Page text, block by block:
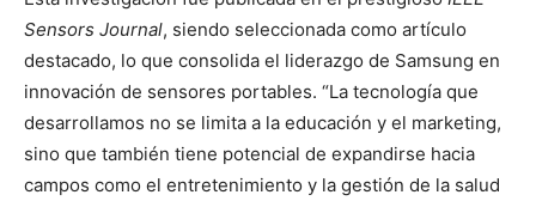
Sensors Journal, siendo seleccionada como artículo
destacado, lo que consolida el liderazgo de Samsung en
innovación de sensores portables. “La tecnología que
desarrollamos no se limita a la educación y el marketing,
sino que también tiene potencial de expandirse hacia
campos como el entretenimiento y la gestión de la salud